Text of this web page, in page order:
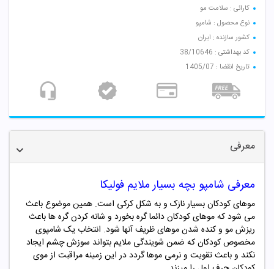
کارائی : سلامت مو
نوع محصول : شامپو
کشور سازنده : ایران
کد بهداشتی : 38/10646
تاریخ انقضا : 1405/07
معرفی
معرفی شامپو بچه بسیار ملایم فولیکا
موهای کودکان بسیار نازک و به شکل کرکی است. همین موضوع باعث
می شود که موهای کودکان دائما گره بخورد و شانه کردن گره ها باعث
ریزش مو و کنده شدن موهای ظریف آنها شود. انتخاب یک شامپوی
مخصوص کودکان که ضمن شویندگی ملایم بتواند سوزش چشم ایجاد
نکند و باعث تقویت و نرمی موها گردد در این زمینه مراقبت از موی